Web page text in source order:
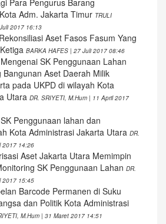
Adm. Jakarta Timur TRULI
2017 16:13
Aset Fasos Fasum Yang
BARKA HAFES | 27 Juli 2017 08:46
SK Penggunaan Lahan
Aset Daerah Milik
pada UKPD di wilayah Kota
Utara DR. SRIYETI, M.Hum | 11 April 2017
Penggunaan lahan dan
Kota Administrasi Jakarta Utara DR.
2017 14:26
Aset Jakarta Utara Memimpin
SK Penggunaan Lahan DR.
2017 15:45
Barcode Permanen di Suku
dan Politik Kota Administrasi
M.Hum | 31 Maret 2017 14:51